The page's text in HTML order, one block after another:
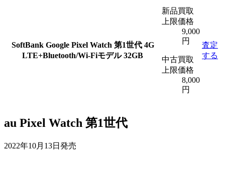
SoftBank Google Pixel Watch 第1世代 4G
LTE+Bluetooth/Wi-Fiモデル 32GB
新品買取
上限価格
9,000
円
中古買取
上限価格
8,000
円
査定
する
au Pixel Watch 第1世代
2022年10月13日発売